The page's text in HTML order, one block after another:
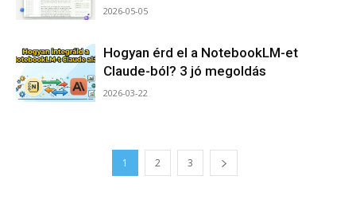
2026-05-05
Hogyan érd el a NotebookLM-et
Claude-ból? 3 jó megoldás
2026-03-22
1 2 3